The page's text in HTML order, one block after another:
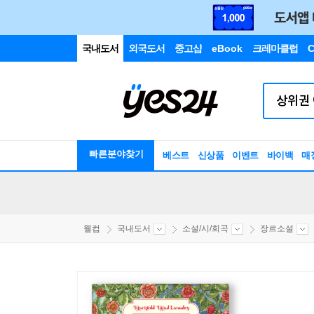
국내도서 외국도서 중고샵 eBook 크레마클럽
빠른분야찾기 베스트 신상품 이벤트 바이백 매
웰컴 국내도서 소설/시/희곡 장르소설